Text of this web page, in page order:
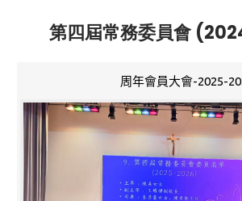
第四屆常務委員會
周年會員大會-2025-